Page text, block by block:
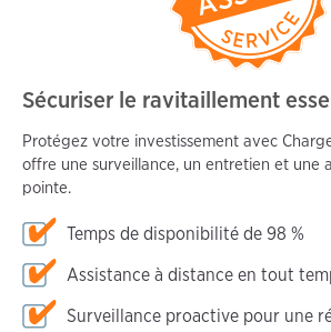
Sécuriser le ravitaillement
Protégez votre investissement avec
offre une surveillance, un entretien et une
pointe.
Temps de disponibilité de 98 %
Assistance à distance en tout
Surveillance proactive pour une